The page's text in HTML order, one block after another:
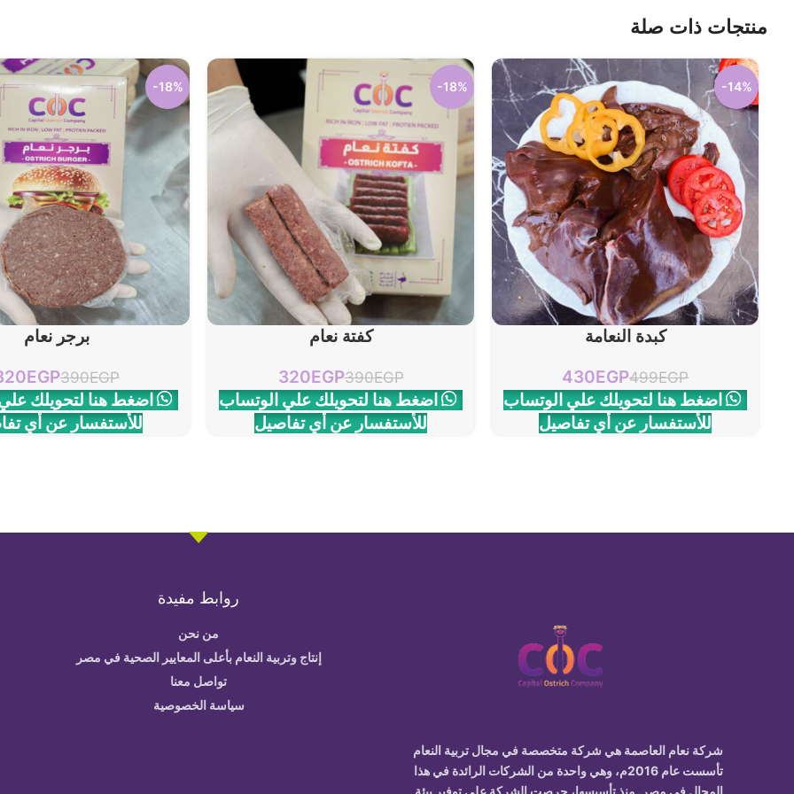
منتجات ذات صلة
-14%
كبدة النعامة
499EGP
430EGP
اضغط هنا لتحويلك علي الوتساب
للأستفسار عن أي تفاصيل
-18%
كفتة نعام
390EGP
320EGP
اضغط هنا لتحويلك علي الوتساب
للأستفسار عن أي تفاصيل
-18%
برجر نعام
390EGP
EGP
اضغط هنا لتحويلك
للأستفسار عن أي
شركة نعام العاصمة هي شركة متخصصة في مجال تربية النعام
تأسست عام 2016م، وهي واحدة من الشركات الرائدة في هذا
روابط مفيدة
من نحن
إنتاج وتربية النعام بأعلى المعايير الصحية في مصر
تواصل معنا
سياسة الخصوصية